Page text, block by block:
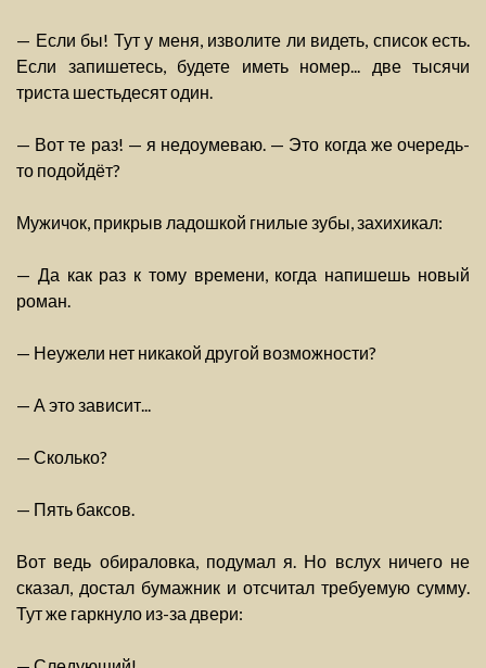
— Если бы! Тут у меня, изволите ли видеть, список есть.
Если запишетесь, будете иметь номер... две тысячи
триста шестьдесят один.
— Вот те раз! — я недоумеваю. — Это когда же очередь-
то подойдёт?
Мужичок, прикрыв ладошкой гнилые зубы, захихикал:
— Да как раз к тому времени, когда напишешь новый
роман.
— Неужели нет никакой другой возможности?
— А это зависит...
— Сколько?
— Пять баксов.
Вот ведь обираловка, подумал я. Но вслух ничего не
сказал, достал бумажник и отсчитал требуемую сумму.
Тут же гаркнуло из-за двери: